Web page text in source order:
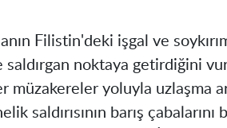
Filistin'deki işgal ve
saldırgan noktaya getirdiğini
müzakereler yoluyla uzlaşma
saldırısının barış çabalarını